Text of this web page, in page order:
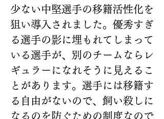
少ない中堅選手の移籍活性化を
狙い導入されました。優秀すぎ
る選手の影に埋もれてしまって
いる選手が、別のチームならレ
ギュラーになれそうに見えるこ
とがあります。選手には移籍す
る自由がないので、飼い殺しに
なるのを防ぐための制度なので